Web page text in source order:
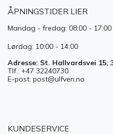
ÅPNINGSTIDER LIER
Mandag - fredag: 08:00 - 17:00
Lørdag: 10:00 - 14:00
Adresse: St. Hallvardsvei 15,
Tlf.: +47 32240730
E-post: post@ulfven.no
KUNDESERVICE